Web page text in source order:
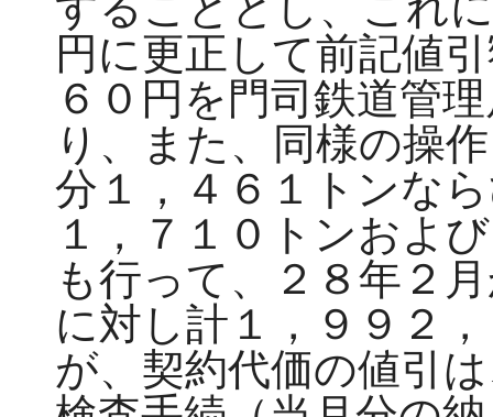
円に更正して前記値
６０円を門司鉄道管
り、また、同様の操
分１，４６１トンな
１，７１０トンおよ
も行って、２８年２
に対し計１，９９２
が、契約代価の値引